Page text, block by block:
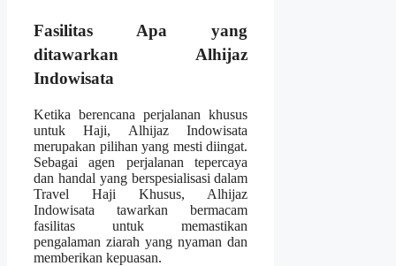
Fasilitas Apa yang
ditawarkan Alhijaz
Indowisata
Ketika berencana perjalanan khusus
untuk Haji, Alhijaz Indowisata
merupakan pilihan yang mesti diingat.
Sebagai agen perjalanan tepercaya
dan handal yang berspesialisasi dalam
Travel Haji Khusus, Alhijaz
Indowisata tawarkan bermacam
fasilitas untuk memastikan
pengalaman ziarah yang nyaman dan
memberikan kepuasan.